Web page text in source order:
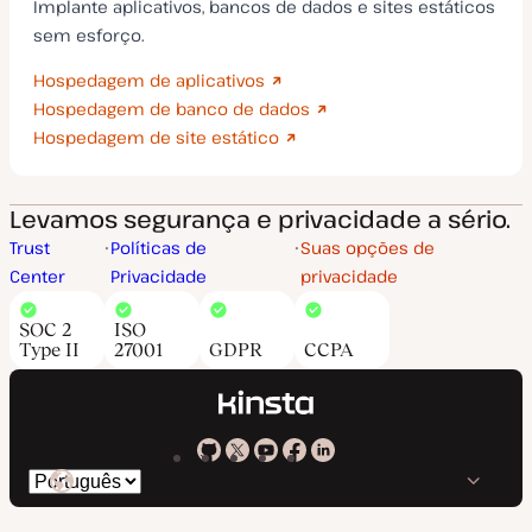
Implante aplicativos, bancos de dados e sites estáticos
sem esforço.
Hospedagem de aplicativos
Hospedagem de banco de dados
Hospedagem de site estático
Levamos segurança e privacidade a sério.
Trust
Center
Políticas de
Privacidade
Suas opções de
privacidade
SOC 2
Type II
ISO
27001
GDPR CCPA
KinstaKinstaKinsta
KinstaKinsta
Trocar
o